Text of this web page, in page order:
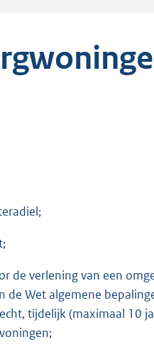
de verlening van een
de Wet algemene
tijdelijk (maximaal 10